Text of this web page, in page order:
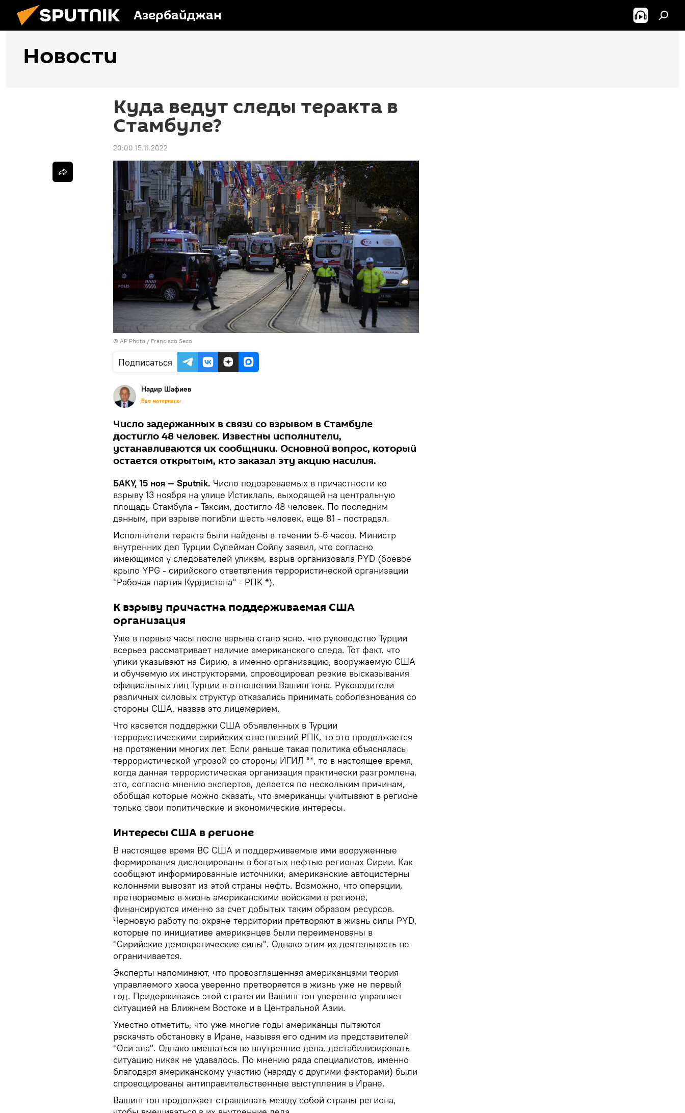
Азербайджан
Новости
Куда ведут следы теракта в
Стамбуле?
20:00 15.11.2022
© AP Photo / Francisco Seco
Подписаться
Надир Шафиев
Все материалы
Число задержанных в связи со взрывом в Стамбуле
достигло 48 человек. Известны исполнители,
устанавливаются их сообщники. Основной вопрос, который
остается открытым, кто заказал эту акцию насилия.
БАКУ, 15 ноя — Sputnik. Число подозреваемых в причастности ко
взрыву 13 ноября на улице Истиклаль, выходящей на центральную
площадь Стамбула - Таксим, достигло 48 человек. По последним
данным, при взрыве погибли шесть человек, еще 81 - пострадал.
Исполнители теракта были найдены в течении 5-6 часов. Министр
внутренних дел Турции Сулейман Сойлу заявил, что согласно
имеющимся у следователей уликам, взрыв организовала PYD (боевое
крыло YPG - сирийского ответвления террористической организации
"Рабочая партия Курдистана" - PПK *).
К взрыву причастна поддерживаемая США
организация
Уже в первые часы после взрыва стало ясно, что руководство Турции
всерьез рассматривает наличие американского следа. Тот факт, что
улики указывают на Сирию, а именно организацию, вооружаемую США
и обучаемую их инструкторами, спровоцировал резкие высказывания
официальных лиц Турции в отношении Вашингтона. Руководители
различных силовых структур отказались принимать соболезнования со
стороны США, назвав это лицемерием.
Что касается поддержки США объявленных в Турции
террористическими сирийских ответвлений РПК, то это продолжается
на протяжении многих лет. Если раньше такая политика объяснялась
террористической угрозой со стороны ИГИЛ **, то в настоящее время,
когда данная террористическая организация практически разгромлена,
это, согласно мнению экспертов, делается по нескольким причинам,
обобщая которые можно сказать, что американцы учитывают в регионе
только свои политические и экономические интересы.
Интересы США в регионе
В настоящее время ВС США и поддерживаемые ими вооруженные
формирования дислоцированы в богатых нефтью регионах Сирии. Как
сообщают информированные источники, американские автоцистерны
колоннами вывозят из этой страны нефть. Возможно, что операции,
претворяемые в жизнь американскими войсками в регионе,
финансируются именно за счет добытых таким образом ресурсов.
Черновую работу по охране территории претворяют в жизнь силы PYD,
которые по инициативе американцев были переименованы в
"Сирийские демократические силы". Однако этим их деятельность не
ограничивается.
Эксперты напоминают, что провозглашенная американцами теория
управляемого хаоса уверенно претворяется в жизнь уже не первый
год. Придерживаясь этой стратегии Вашингтон уверенно управляет
ситуацией на Ближнем Востоке и в Центральной Азии.
Уместно отметить, что уже многие годы американцы пытаются
раскачать обстановку в Иране, называя его одним из представителей
"Оси зла". Однако вмешаться во внутренние дела, дестабилизировать
ситуацию никак не удавалось. По мнению ряда специалистов, именно
благодаря американскому участию (наряду с другими факторами) были
спровоцированы антиправительственные выступления в Иране.
Вашингтон продолжает стравливать между собой страны региона,